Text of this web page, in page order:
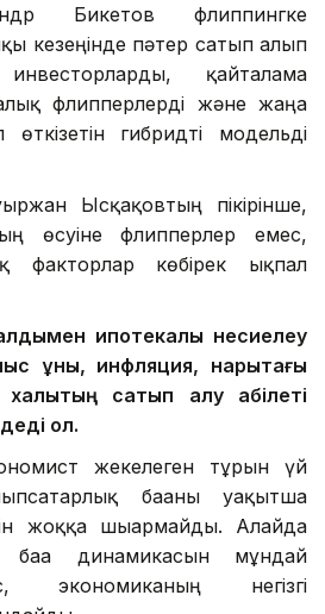
Бикетов флиппингке
кезеңінде пәтер сатып алып
қайталама
флипперлерді және жаңа
гибридті модельді
Ысқақовтың пікірінше,
өсуіне флипперлер емес,
факторлар көбірек ықпал
ипотекалық несиелеу
құны, инфляция, нарықтағы
халықтың сатып алу қабілеті
ол.
жекелеген тұрғын үй
бағаны уақытша
жоққа шығармайды. Алайда
баға динамикасын мұндай
экономиканың негізгі